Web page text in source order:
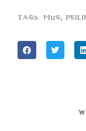
Tags: mug,